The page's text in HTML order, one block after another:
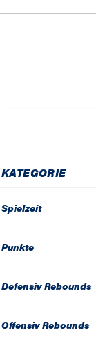
KATEGORIE
Spielzeit
Punkte
Defensiv Rebounds
Offensiv Rebounds